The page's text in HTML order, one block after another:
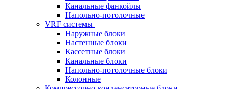
Канальные фанкойлы
Напольно-потолочные
VRF системы
Наружные блоки
Настенные блоки
Кассетные блоки
Канальные блоки
Напольно-потолочные блоки
Колонные